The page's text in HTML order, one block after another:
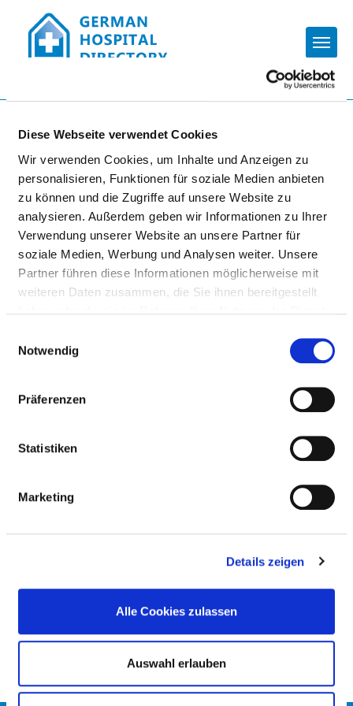
Diese Webseite verwendet Cookies
Wir verwenden Cookies, um Inhalte und Anzeigen zu
personalisieren, Funktionen für soziale Medien anbieten
zu können und die Zugriffe auf unsere Website zu
analysieren. Außerdem geben wir Informationen zu Ihrer
Verwendung unserer Website an unsere Partner für
soziale Medien, Werbung und Analysen weiter. Unsere
Partner führen diese Informationen möglicherweise mit
weiteren Daten zusammen, die Sie ihnen bereitgestellt
Notwendig
Präferenzen
Statistiken
Marketing
Details zeigen
Alle Cookies zulassen
Auswahl erlauben
ROTKREUZKLINIKUM
MÜNCHEN GGMBH
PARTICIPATION IN EMERGENCY CARE
EMERGENCY CARE LEVELS
GENERAL
STATUTORY HEALTH INSURANCE PHYSICIANS?
NOTE ON EMERGENCY CARE